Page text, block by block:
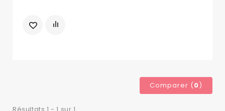
Comparer (0)